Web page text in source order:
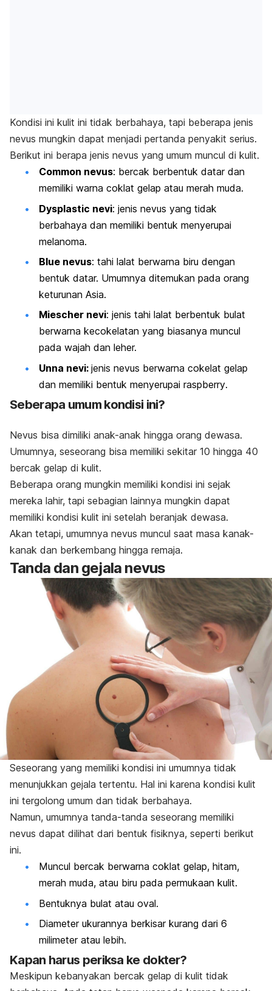
Kondisi ini kulit ini tidak berbahaya, tapi beberapa jenis
nevus mungkin dapat menjadi pertanda penyakit serius.
Berikut ini berapa jenis nevus yang umum muncul di kulit.
Common nevus: bercak berbentuk datar dan
memiliki warna coklat gelap atau merah muda.
Dysplastic nevi: jenis nevus yang tidak
berbahaya dan memiliki bentuk menyerupai
melanoma.
Blue nevus: tahi lalat berwarna biru dengan
bentuk datar. Umumnya ditemukan pada orang
keturunan Asia.
Miescher nevi: jenis tahi lalat berbentuk bulat
berwarna kecokelatan yang biasanya muncul
pada wajah dan leher.
Unna nevi: jenis nevus berwarna cokelat gelap
dan memiliki bentuk menyerupai raspberry.
Seberapa umum kondisi ini?
Nevus bisa dimiliki anak-anak hingga orang dewasa.
Umumnya, seseorang bisa memiliki sekitar 10 hingga 40
bercak gelap di kulit.
Beberapa orang mungkin memiliki kondisi ini sejak
mereka lahir, tapi sebagian lainnya mungkin dapat
memiliki kondisi kulit ini setelah beranjak dewasa.
Akan tetapi, umumnya nevus muncul saat masa kanak-
kanak dan berkembang hingga remaja.
Tanda dan gejala nevus
Seseorang yang memiliki kondisi ini umumnya tidak
menunjukkan gejala tertentu. Hal ini karena kondisi kulit
ini tergolong umum dan tidak berbahaya.
Namun, umumnya tanda-tanda seseorang memiliki
nevus dapat dilihat dari bentuk fisiknya, seperti berikut
ini.
Muncul bercak berwarna coklat gelap, hitam,
merah muda, atau biru pada permukaan kulit.
Bentuknya bulat atau oval.
Diameter ukurannya berkisar kurang dari 6
milimeter atau lebih.
Kapan harus periksa ke dokter?
Meskipun kebanyakan bercak gelap di kulit tidak